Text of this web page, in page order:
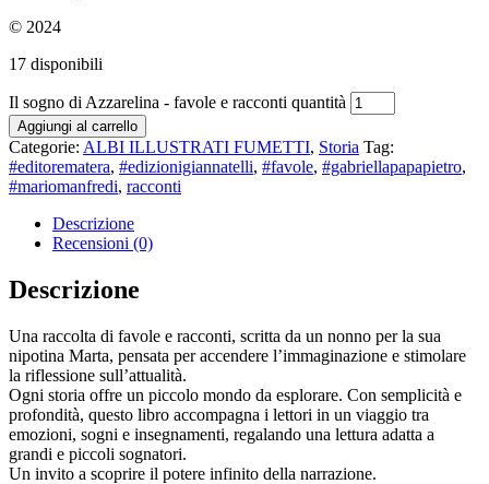
© 2024
17 disponibili
Il sogno di Azzarelina - favole e racconti quantità
Aggiungi al carrello
Categorie: ALBI ILLUSTRATI FUMETTI, Storia Tag:
#editorematera, #edizionigiannatelli, #favole, #gabriellapapapietro,
#mariomanfredi, racconti
Descrizione
Recensioni (0)
Descrizione
Una raccolta di favole e racconti, scritta da un nonno per la sua
nipotina Marta, pensata per accendere l’immaginazione e stimolare
la riflessione sull’attualità.
Ogni storia offre un piccolo mondo da esplorare. Con semplicità e
profondità, questo libro accompagna i lettori in un viaggio tra
emozioni, sogni e insegnamenti, regalando una lettura adatta a
grandi e piccoli sognatori.
Un invito a scoprire il potere infinito della narrazione.